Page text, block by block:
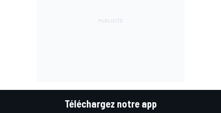
Téléchargez notre app